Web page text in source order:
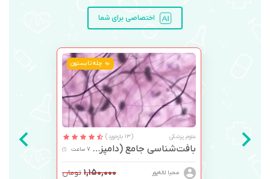
اختصاصی برای شما
چله تابستون
علوم پزشکی (13 بازخورد)
بافت‌شناسی جامع (دامپزشکی) 7 ساعت
محیا لاله‌پور ۱,۱۵۰,۰۰۰ تومان